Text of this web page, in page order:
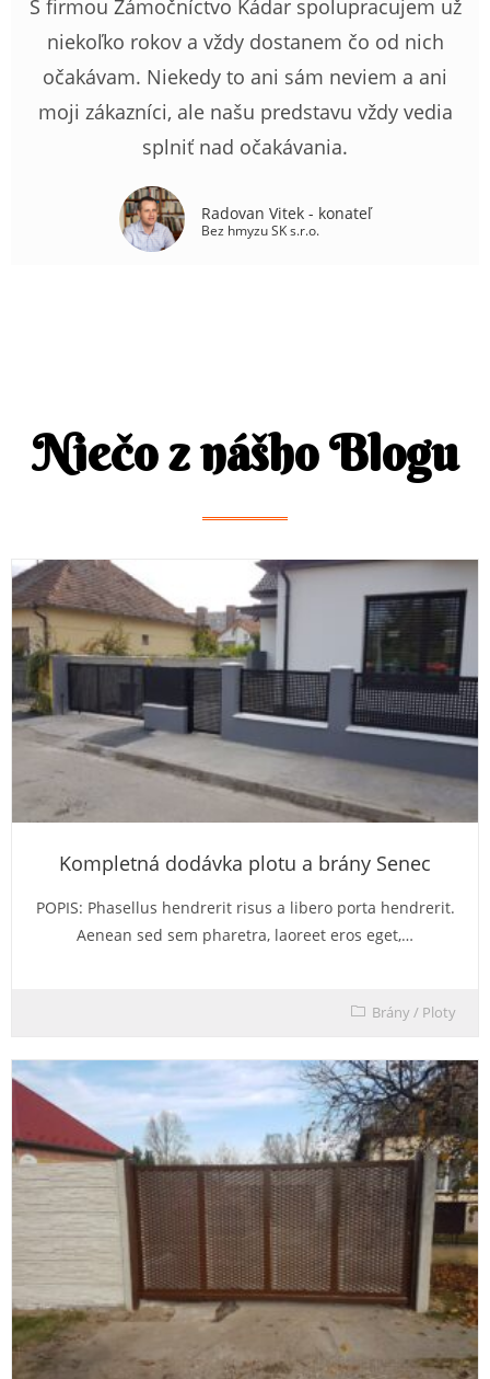
S firmou Zámočníctvo Kádar spolupracujem už
niekoľko rokov a vždy dostanem čo od nich
očakávam. Niekedy to ani sám neviem a ani
moji zákazníci, ale našu predstavu vždy vedia
splniť nad očakávania.
Radovan Vitek - konateľ
Bez hmyzu SK s.r.o.
Niečo z nášho Blogu
Kompletná dodávka plotu a brány Senec
POPIS: Phasellus hendrerit risus a libero porta hendrerit.
Aenean sed sem pharetra, laoreet eros eget,…
Brány/ Ploty